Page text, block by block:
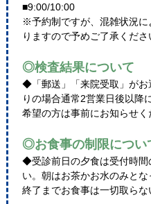
■9:00/10:00
※予約制ですが、混雑状況に
りますので予めご了承くださ
◎検査結果について
◆「郵送」「来院受取」がお
りの場合通常2営業日後以降
希望の方は事前にお知らせく
◎お食事の制限につい
◆受診前日の夕食は受付時間
い。朝はお茶かお水のみと
終了までお食事は一切取らな